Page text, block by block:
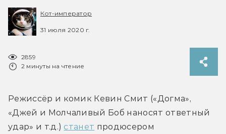
Кот-император
31 июля 2020 г.
2859
2 минуты на чтение
Режиссёр и комик Кевин Смит («Догма»,
«Джей и Молчаливый Боб наносят ответный
удар» и т.д.) станет продюсером